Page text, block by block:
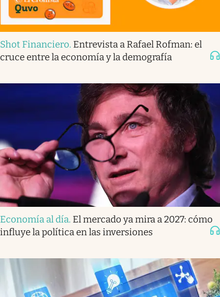
Shot Financiero. Entrevista a Rafael Rofman: el
cruce entre la economía y la demografía
Economía al día. El mercado ya mira a 2027: cómo
influye la política en las inversiones